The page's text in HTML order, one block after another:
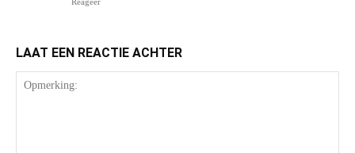
LAAT EEN REACTIE ACHTER